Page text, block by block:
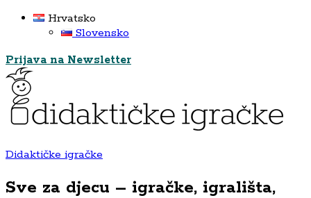
Hrvatsko
Slovensko
Prijava na Newsletter
Didaktičke igračke
Sve za djecu – igračke, igrališta,